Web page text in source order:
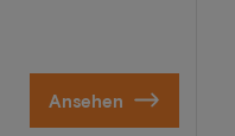
Ansehen